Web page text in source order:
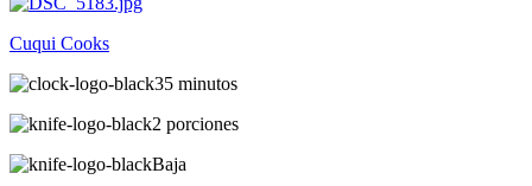
Cuqui Cooks
35 minutos
2 porciones
Baja